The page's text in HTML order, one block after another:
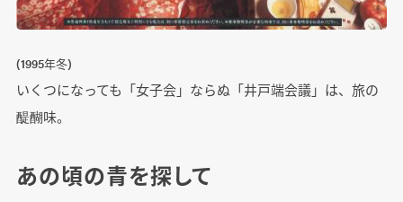
(1995年冬)
いくつになっても「女子会」ならぬ「井戸端会議」は、旅の
醍醐味。
あの頃の青を探して